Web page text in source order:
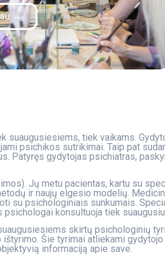
→
suaugusiesiems, tiek vaikams.
psichikos sutrikimai. Taip pat
Patyręs gydytojas psichiatras,
Jų metu pacientas, kartu su
ir naujų elgesio modelių.
su psichologiniais sunkumais.
konsultuoja tiek
skirtų psichologinių
Šie tyrimai atliekami
informaciją apie save.